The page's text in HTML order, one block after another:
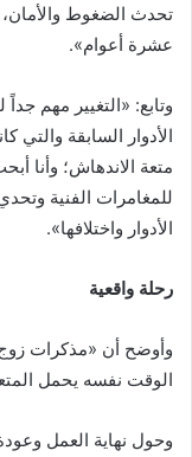
تحدث الضغوط والأمان،
عشرة أعوام».
وتابع: «التغيير مهم
الأدوار السابقة والتي
متعة الاندهاش؛ وأنا
للمغامرات الفنية
الأدوار واختلافها».
رحلة واقعية
وأوضح أن «مذكرات
الوقت نفسه يحمل
وحول نهاية العمل